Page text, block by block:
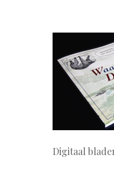
Digitaal